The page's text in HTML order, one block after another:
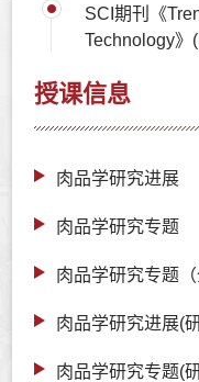
SCI期刊《
Technology》
授课信息
肉品学研究进展
肉品学研究专题
肉品学研究专题（
肉品学研究进展(
肉品学研究专题(